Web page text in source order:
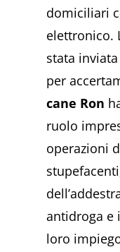
domiciliari
elettronico.
stata
per
cane Ron
ruolo
operazioni
antidroga e
loro